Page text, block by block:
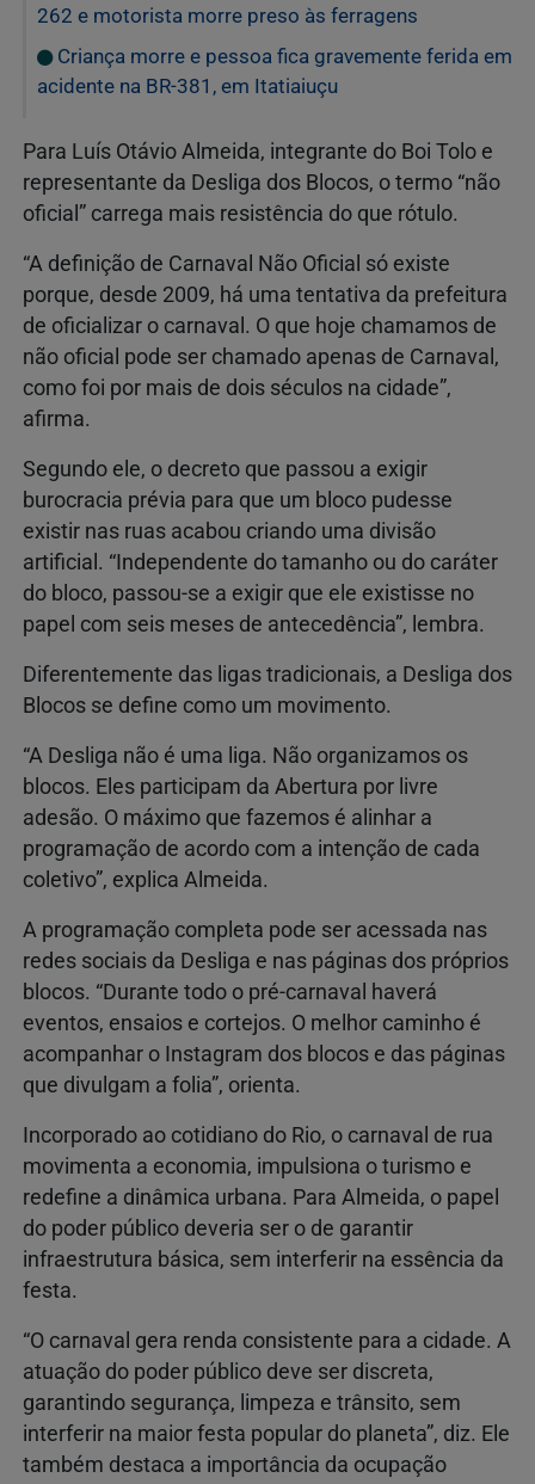
262 e motorista morre preso às ferragens
Criança morre e pessoa fica gravemente ferida em
acidente na BR-381, em Itatiaiuçu
Para Luís Otávio Almeida, integrante do Boi Tolo e
representante da Desliga dos Blocos, o termo “não
oficial” carrega mais resistência do que rótulo.
“A definição de Carnaval Não Oficial só existe
porque, desde 2009, há uma tentativa da prefeitura
de oficializar o carnaval. O que hoje chamamos de
não oficial pode ser chamado apenas de Carnaval,
como foi por mais de dois séculos na cidade”,
afirma.
Segundo ele, o decreto que passou a exigir
burocracia prévia para que um bloco pudesse
existir nas ruas acabou criando uma divisão
artificial. “Independente do tamanho ou do caráter
do bloco, passou-se a exigir que ele existisse no
papel com seis meses de antecedência”, lembra.
Diferentemente das ligas tradicionais, a Desliga dos
Blocos se define como um movimento.
“A Desliga não é uma liga. Não organizamos os
blocos. Eles participam da Abertura por livre
adesão. O máximo que fazemos é alinhar a
programação de acordo com a intenção de cada
coletivo”, explica Almeida.
A programação completa pode ser acessada nas
redes sociais da Desliga e nas páginas dos próprios
blocos. “Durante todo o pré-carnaval haverá
eventos, ensaios e cortejos. O melhor caminho é
acompanhar o Instagram dos blocos e das páginas
que divulgam a folia”, orienta.
Incorporado ao cotidiano do Rio, o carnaval de rua
movimenta a economia, impulsiona o turismo e
redefine a dinâmica urbana. Para Almeida, o papel
do poder público deveria ser o de garantir
infraestrutura básica, sem interferir na essência da
festa.
“O carnaval gera renda consistente para a cidade. A
atuação do poder público deve ser discreta,
garantindo segurança, limpeza e trânsito, sem
interferir na maior festa popular do planeta”, diz. Ele
também destaca a importância da ocupação